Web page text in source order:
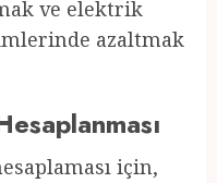
ve elektrik
azaltmak
için,